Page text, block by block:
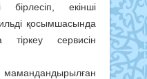
бірлесіп, екінші
қосымшасында
тіркеу сервисін
мамандандырылған